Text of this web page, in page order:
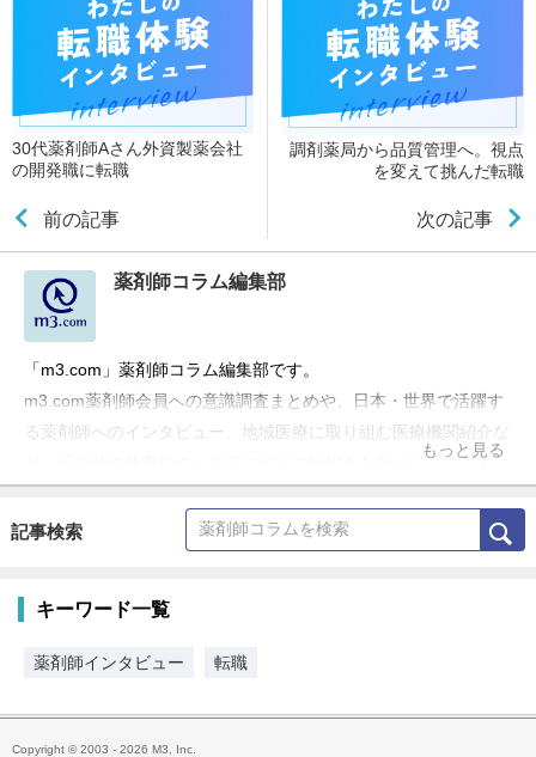
30代薬剤師Aさん外資製薬会社
の開発職に転職
前の記事
調剤薬局から品質管理へ。視点
を変えて挑んだ転職
次の記事
薬剤師コラム編集部
「m3.com」薬剤師コラム編集部です。
m3.com薬剤師会員への意識調査まとめや、日本・世界で活躍す
る薬剤師へのインタビュー、地域医療に取り組む医療機関紹介な
ど、薬剤師の仕事やキャリアに役立つ情報をお届けしています。
もっと見る
記事検索
キーワード一覧
薬剤師インタビュー 転職
Copyright © 2003 - 2026 M3, Inc.